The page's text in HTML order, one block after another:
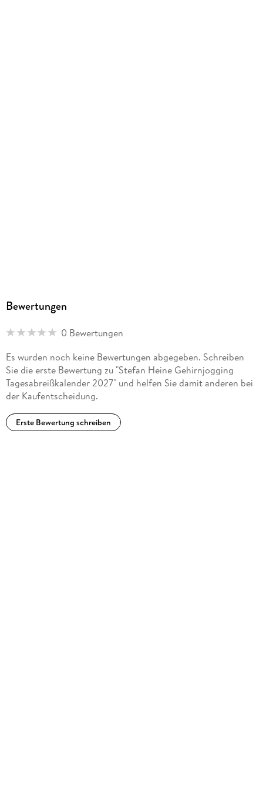
Bewertungen
0 Bewertungen
Es wurden noch keine Bewertungen abgegeben. Schreiben
Sie die erste Bewertung zu "Stefan Heine Gehirnjogging
Tagesabreißkalender 2027" und helfen Sie damit anderen bei
der Kaufentscheidung.
Erste Bewertung schreiben